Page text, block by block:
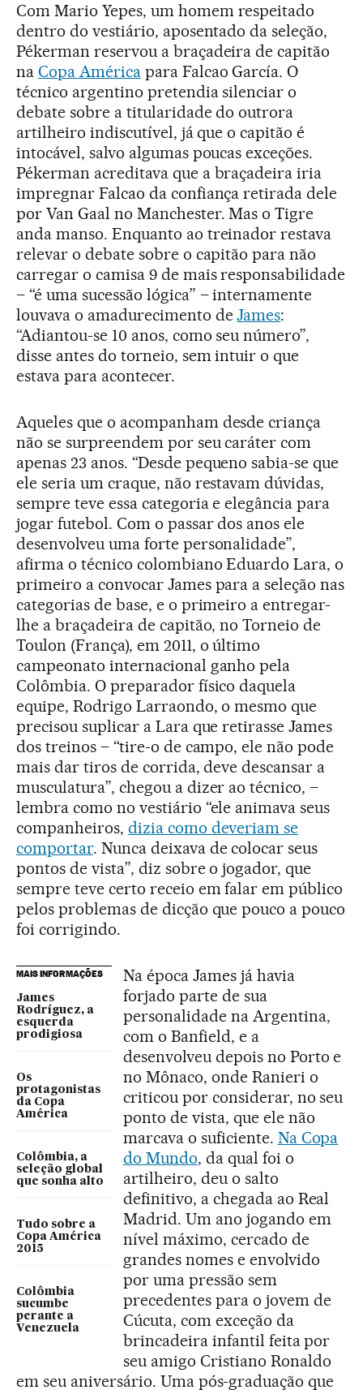
Com Mario Yepes, um homem respeitado
dentro do vestiário, aposentado da seleção,
Pékerman reservou a braçadeira de capitão
na Copa Américapara Falcao García. O
técnico argentino pretendia silenciar o
debate sobre a titularidade do outrora
artilheiro indiscutível, já que o capitão é
intocável, salvo algumas poucas exceções.
Pékerman acreditava que a braçadeira iria
impregnar Falcao da confiança retirada dele
por Van Gaal no Manchester. Mas o Tigre
anda manso. Enquanto ao treinador restava
relevar o debate sobre o capitão para não
carregar o camisa 9 de mais responsabilidade
– “é uma sucessão lógica” – internamente
louvava o amadurecimento deJames:
“Adiantou-se 10 anos, como seu número”,
disse antes do torneio, sem intuir o que
estava para acontecer.
Aqueles que o acompanham desde criança
não se surpreendem por seu caráter com
apenas 23 anos. “Desde pequeno sabia-se que
ele seria um craque, não restavam dúvidas,
sempre teve essa categoria e elegância para
jogar futebol. Com o passar dos anos ele
desenvolveu uma forte personalidade”,
afirma o técnico colombiano Eduardo Lara, o
primeiro a convocar James para a seleção nas
categorias de base, e o primeiro a entregar-
lhe a braçadeira de capitão, no Torneio de
Toulon (França), em 2011, o último
campeonato internacional ganho pela
Colômbia. O preparador físico daquela
equipe, Rodrigo Larraondo, o mesmo que
precisou suplicar a Lara que retirasse James
dos treinos – “tire-o de campo, ele não pode
mais dar tiros de corrida, deve descansar a
musculatura”, chegou a dizer ao técnico, –
lembra como no vestiário “ele animava seus
companheiros, dizia como deveriam se
comportar. Nunca deixava de colocar seus
pontos de vista”, diz sobre o jogador, que
sempre teve certo receio em falar em público
pelos problemas de dicção que pouco a pouco
foi corrigindo.
MAIS INFORMAÇÕES
James
Rodríguez, a
esquerda
prodigiosa
Os
protagonistas
da Copa
América
Colômbia, a
seleção global
que sonha alto
Tudo sobre a
Copa América
2015
Colômbia
sucumbe
perante a
Venezuela
Na época James já havia
forjado parte de sua
personalidade na Argentina,
com o Banfield, e a
desenvolveu depois no Porto e
no Mônaco, onde Ranieri o
criticou por considerar, no seu
ponto de vista, que ele não
marcava o suficiente. Na Copa
do Mundo, da qual foi o
artilheiro, deu o salto
definitivo, a chegada ao Real
Madrid. Um ano jogando em
nível máximo, cercado de
grandes nomes e envolvido
por uma pressão sem
precedentes para o jovem de
Cúcuta, com exceção da
brincadeira infantil feita por
seu amigo Cristiano Ronaldo
em seu aniversário. Uma pós-graduação que